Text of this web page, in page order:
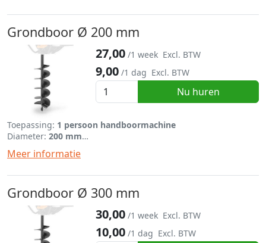
Grondboor Ø 200 mm
9,00 /1 dag Excl. BTW
27,00 /1 week Excl. BTW
Nu huren
Toepassing: 1 persoon handboormachine
Diameter: 200 mm
Lengte:
695 mm
Meer informatie
Grondboor Ø 300 mm
10,00 /1 dag Excl. BTW
30,00 /1 week Excl. BTW